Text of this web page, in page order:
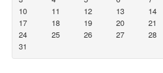
10
11 12 13 14
17
18 19 20 21
24
25 26 27 28
31